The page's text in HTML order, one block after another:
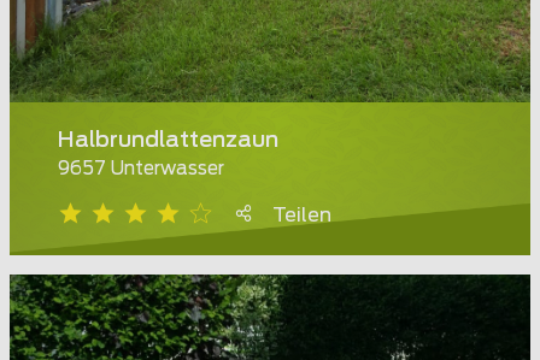
Halbrundlattenzaun
9657 Unterwasser
Teilen